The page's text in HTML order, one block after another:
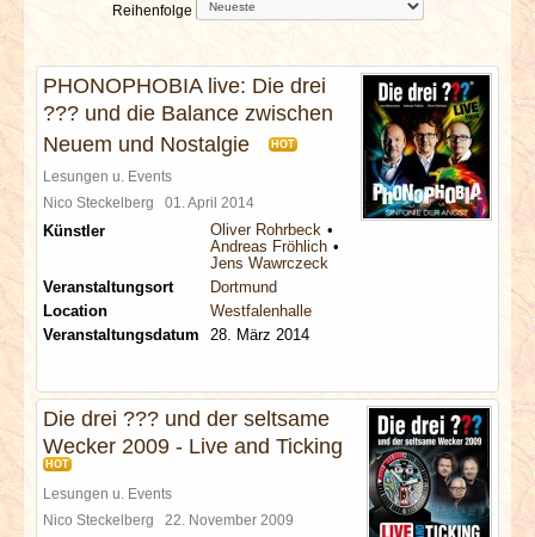
SPECIALS
REDAKTION
LINKS
ARCHIV
Reihenfolge
PHONOPHOBIA live: Die drei
??? und die Balance zwischen
Neuem und Nostalgie
HOT
Lesungen u. Events
Nico Steckelberg 01. April 2014
Künstler
Oliver Rohrbeck
Andreas Fröhlich
Jens Wawrczeck
Veranstaltungsort
Dortmund
Location
Westfalenhalle
Veranstaltungsdatum
28. März 2014
Die drei ??? und der seltsame
Wecker 2009 - Live and Ticking
HOT
Lesungen u. Events
Nico Steckelberg 22. November 2009